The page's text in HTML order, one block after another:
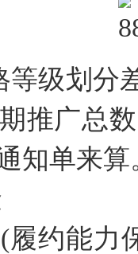
等级划分
推广总
知单来算
履约能力